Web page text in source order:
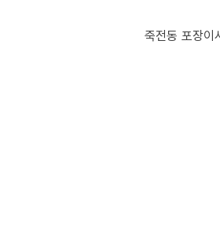
죽전동 포장이